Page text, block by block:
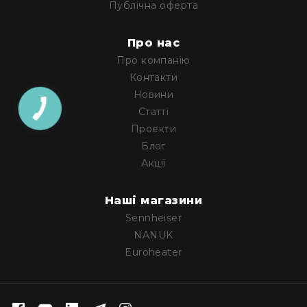
Бари
Системи
синхронного
перекладу
Презентаційні/
екскурсійні
системи
Системи
зв'язку
Панелі
керування
Процесори
Публічна оферта
Про нас
Про компанію
Контакти
Новини
Статті
Проекти
Блог
Акції
Наші магазини
Sennheiser
NANUK
Euroheater